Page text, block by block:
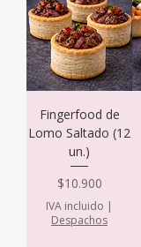
Fingerfood de
Lomo Saltado (12
un.)
Precio
$10.900
IVA incluido |
Despachos